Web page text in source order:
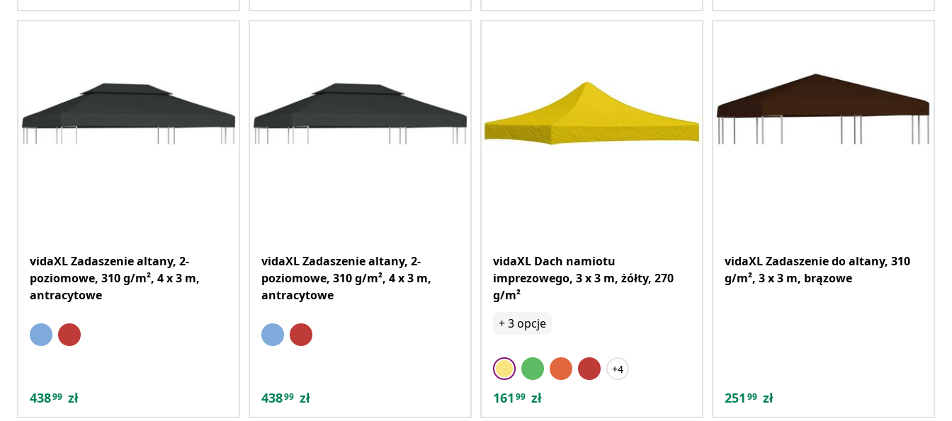
vidaXL Zadaszenie altany, 2-
poziomowe, 310 g/m², 4 x 3 m,
antracytowe
43899 zł
vidaXL Zadaszenie altany, 2-
poziomowe, 310 g/m², 4 x 3 m,
antracytowe
43899 zł
vidaXL Dach namiotu
imprezowego, 3 x 3 m, żółty, 270
g/m²
+3opcje
+4
161 99 zł
vidaXL Zadaszenie do altany, 310
g/m², 3 x 3 m, brązowe
251 99 zł